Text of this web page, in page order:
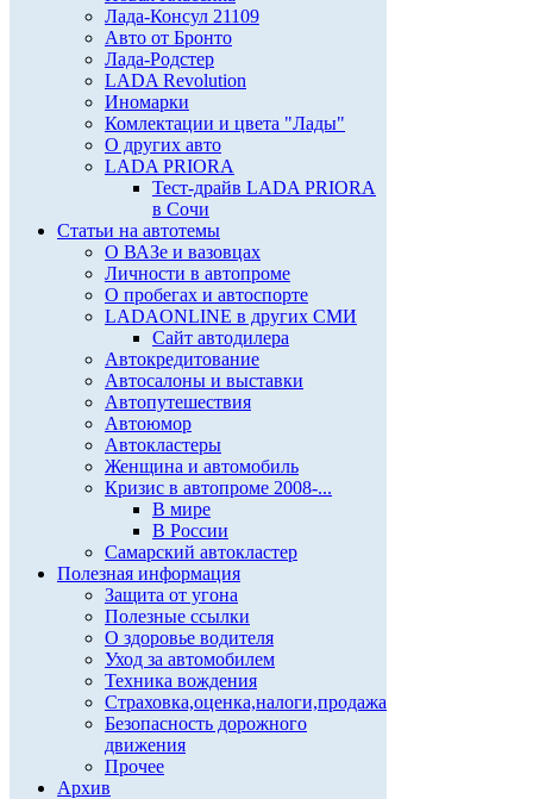
Лада-Консул 21109
Авто от Бронто
Лада-Родстер
LADA Revolution
Иномарки
Комлектации и цвета "Лады"
О других авто
LADA PRIORA
Тест-драйв LADA PRIORA
в Сочи
Статьи на автотемы
О ВАЗе и вазовцах
Личности в автопроме
О пробегах и автоспорте
LADAONLINE в других СМИ
Сайт автодилера
Автокредитование
Автосалоны и выставки
Автопутешествия
Автоюмор
Автокластеры
Женщина и автомобиль
Кризис в автопроме 2008-...
В мире
В России
Самарский автокластер
Полезная информация
Защита от угона
Полезные ссылки
О здоровье водителя
Уход за автомобилем
Техника вождения
Страховка,оценка,налоги,продажа
Безопасность дорожного
движения
Прочее
Архив